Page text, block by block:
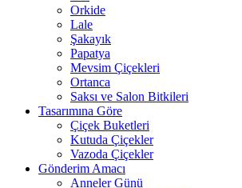
Orkide
Lale
Şakayık
Papatya
Mevsim Çiçekleri
Ortanca
Saksı ve Salon Bitkileri
Tasarımına Göre
Çiçek Buketleri
Kutuda Çiçekler
Vazoda Çiçekler
Gönderim Amacı
Anneler Günü